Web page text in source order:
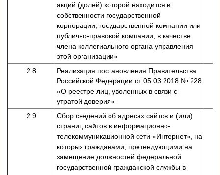
акций (долей) которой находится в
собственности государственной
корпорации, государственной компании или
публично-правовой компании, в качестве
члена коллегиального органа управления
этой организации»
2.8
Реализация постановления Правительства
Российской Федерации от 05.03.2018 № 228
«О реестре лиц, уволенных в связи с
утратой доверия»
2.9
Сбор сведений об адресах сайтов и (или)
страниц сайтов в информационно-
телекоммуникационной сети «Интернет», на
которых гражданами, претендующими на
замещение должностей федеральной
государственной гражданской службы в